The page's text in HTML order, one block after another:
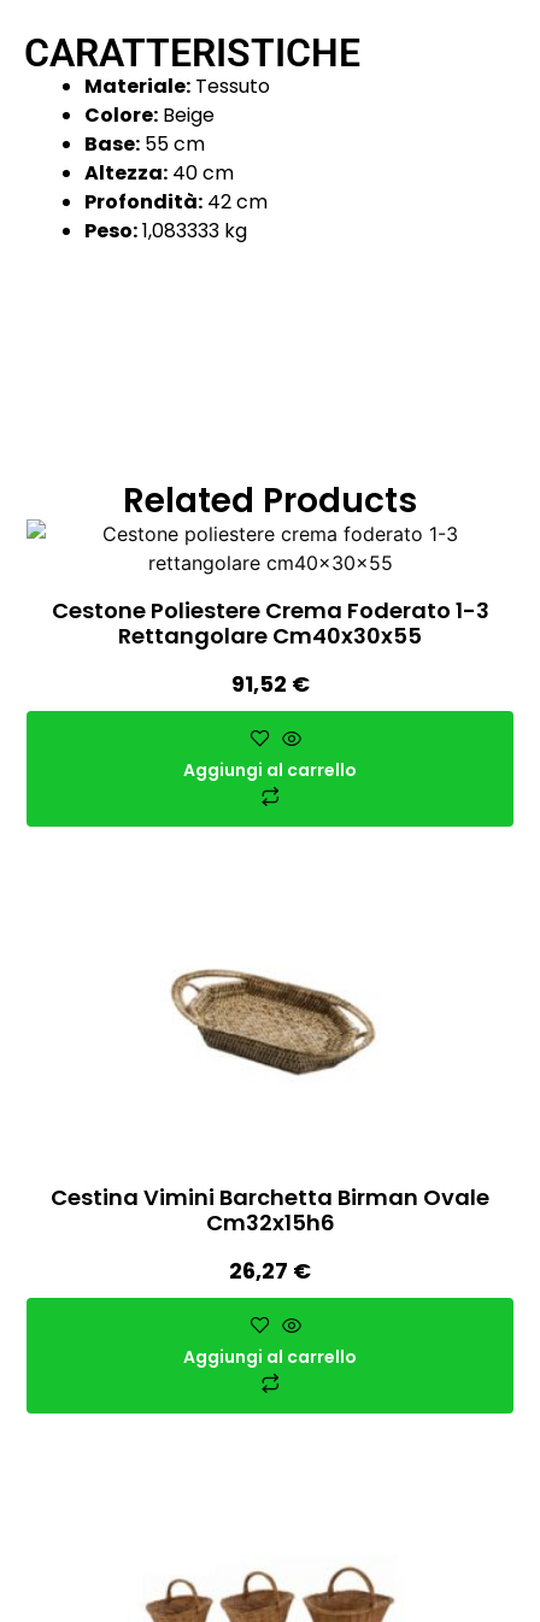
CARATTERISTICHE
Materiale: Tessuto
Colore: Beige
Base: 55 cm
Altezza: 40 cm
Profondità: 42 cm
Peso:1,083333 kg
Related Products
Cestone Poliestere Crema Foderato 1-3
Rettangolare Cm40x30x55
91,52 €
Aggiungi al carrello
Cestina Vimini Barchetta Birman Ovale
Cm32x15h6
26,27 €
Aggiungi al carrello